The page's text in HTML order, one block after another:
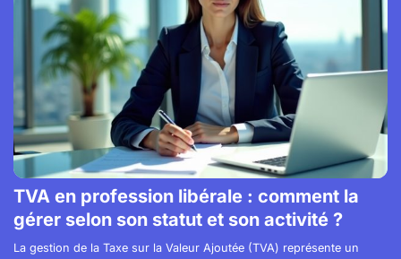
TVA en profession libérale : comment la
gérer selon son statut et son activité ?
La gestion de la Taxe sur la Valeur Ajoutée (TVA) représente un